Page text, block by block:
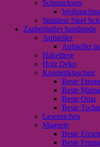
Schmucksets
Stainless Steel
Zauberhaftes handmade
Aufsteller
Aufsteller
Häkeltiere
Holz Deko
Kosmetiktaschen
Beste
Beste Mama
Beste Oma
Beste
Lesezeichen
Magnete
Beste
Beste